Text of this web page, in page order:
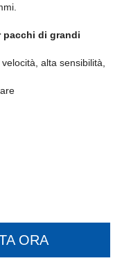
pacchi di grandi
alta sensibilità,
ORA